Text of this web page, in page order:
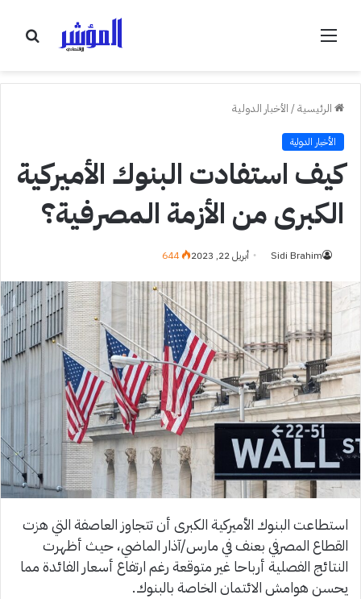
القائمة
الرئيسية/ الأخبار الدولية
الأخبار الدولية
كيف استفادت البنوك الأميركية
الكبرى من الأزمة المصرفية؟
Sidi Brahim أبريل 22, 2023 644
استطاعت البنوك الأميركية الكبرى أن تتجاوز العاصفة التي هزت
القطاع المصرفي بعنف في مارس/آذار الماضي، حيث أظهرت
النتائج الفصلية أرباحا غير متوقعة رغم ارتفاع أسعار الفائدة مما
يحسن هوامش الائتمان الخاصة بالبنوك.